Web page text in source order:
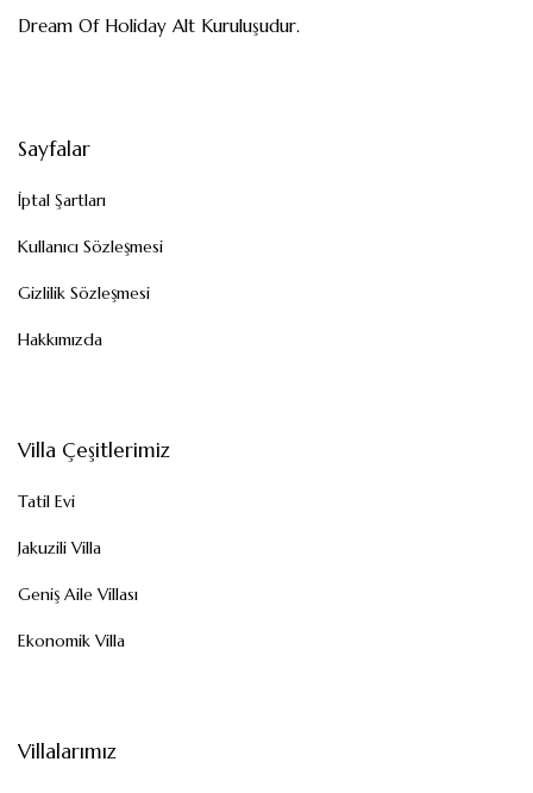
Dream Of Holiday Alt Kuruluşudur.
Sayfalar
İptal Şartları
Kullanıcı Sözleşmesi
Gizlilik Sözleşmesi
Hakkımızda
Villa Çeşitlerimiz
Tatil Evi
Jakuzili Villa
Geniş Aile Villası
Ekonomik Villa
Villalarımız